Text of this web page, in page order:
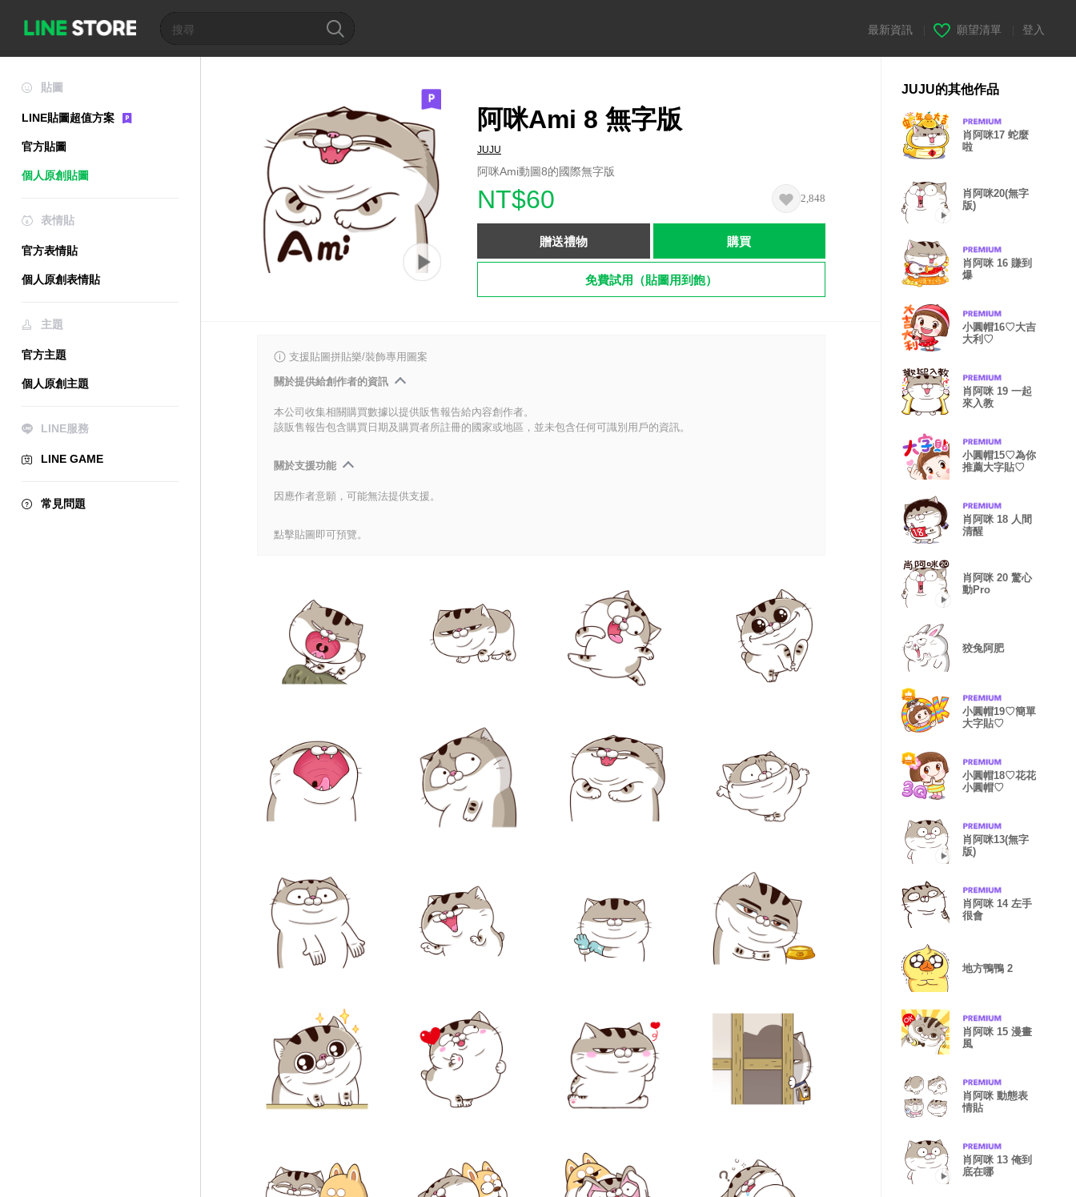
最新資訊 願望清單 登入
貼圖
LINE貼圖超值方案
官方貼圖
個人原創貼圖
表情貼
官方表情貼
個人原創表情貼
主題
官方主題
個人原創主題
LINE服務
LINE GAME
常見問題
阿咪Ami 8 無字版
JUJU
阿咪Ami動圖8的國際無字版
NT$60 2,848
贈送禮物 購買
免費試用（貼圖用到飽）
支援貼圖拼貼樂/裝飾專用圖案
關於提供給創作者的資訊
本公司收集相關購買數據以提供販售報告給內容創作者。
該販售報告包含購買日期及購買者所註冊的國家或地區，並未包含任何可識別用戶的資訊。
關於支援功能
因應作者意願，可能無法提供支援。
點擊貼圖即可預覽。
JUJU的其他作品
肖阿咪17 蛇麼
啦
肖阿咪20(無字
版)
肖阿咪 16 賺到
爆
小圓帽16♡大吉
大利♡
肖阿咪 19 一起
來入教
小圓帽15♡為你
推薦大字貼♡
肖阿咪 18 人間
清醒
肖阿咪 20 驚心
動Pro
狡兔阿肥
小圓帽19♡簡單
大字貼♡
小圓帽18♡花花
小圓帽♡
肖阿咪13(無字
版)
肖阿咪 14 左手
很會
地方鴨鴨 2
肖阿咪 15 漫畫
風
肖阿咪 動態表
情貼
肖阿咪 13 俺到
底在哪